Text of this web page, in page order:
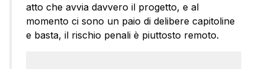
atto che avvia davvero il progetto, e al
momento ci sono un paio di delibere capitoline
e basta, il rischio penali è piuttosto remoto.